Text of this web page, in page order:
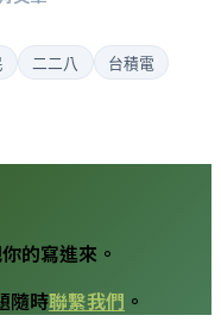
二二八
台積電
的寫進來。
隨時聯繫我們 。